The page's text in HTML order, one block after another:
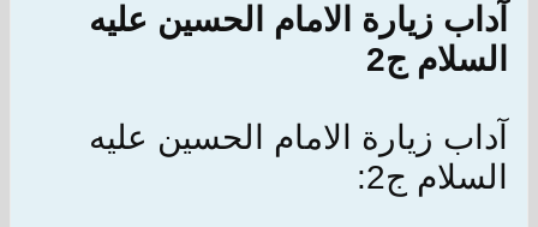
آداب زيارة الامام الحسين عليه
السلام ج2
آداب زيارة الامام الحسين عليه
السلام ج2: